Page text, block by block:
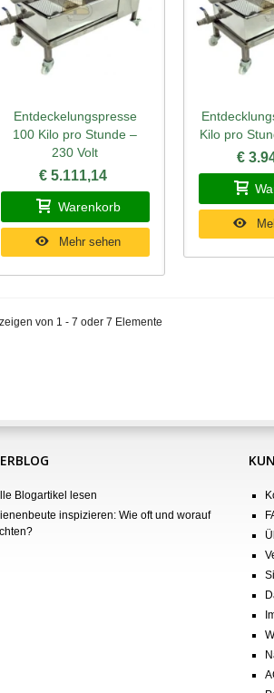
Schnellansicht
Entdeckelungspresse
100 Kilo pro Stunde –
230 Volt
€ 5.111,14
Warenkorb
Mehr sehen
Kilo pro
€
von 1 - 7 oder 7 Elemente
Blogartikel lesen
inspizieren: Wie oft und worauf